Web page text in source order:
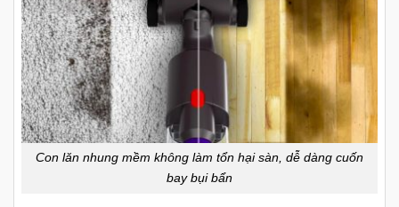
Con lăn nhung mềm không làm tổn hại sàn, dễ dàng cuốn
bay bụi bẩn